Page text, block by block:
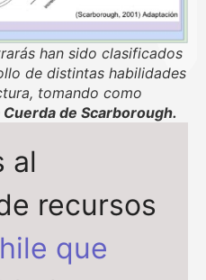
al
recursos
que
han sido clasificados
de distintas habilidades
tomando como
de Scarborough.